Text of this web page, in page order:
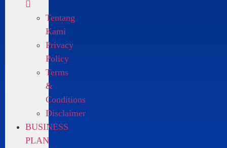
Tentang
Kami
Privacy
Policy
Terms
&
Conditions
Disclaimer
BUSINESS
PLAN